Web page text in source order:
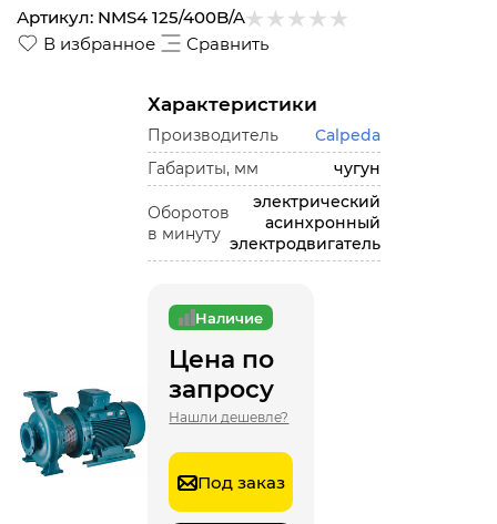
В избранное Сравнить
Артикул: NMS4 125/400B/A
Характеристики
Производитель
Calpeda
Габариты, мм
чугун
Оборотов
в минуту
электрический
асинхронный
электродвигатель
Наличие
Цена по
запросу
Нашли дешевле?
Под заказ